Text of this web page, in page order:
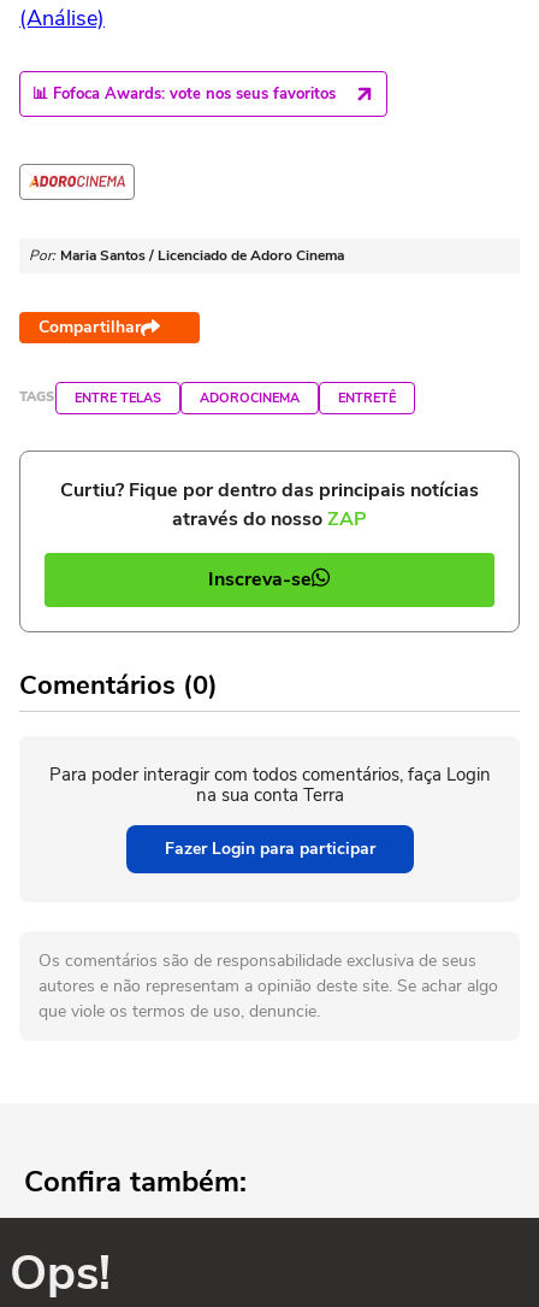
(Análise)
📊 Fofoca Awards: vote nos seus favoritos
Por: Maria Santos / Licenciado de Adoro Cinema
Compartilhar
TAGS ENTRE TELAS ADOROCINEMA ENTRETÊ
Curtiu? Fique por dentro das principais notícias
através do nossoZAP
Inscreva-se
Comentários (0)
Para poder interagir com todos comentários, faça Login
na sua conta Terra
Fazer Login para participar
Os comentários são de responsabilidade exclusiva de seus
autores e não representam a opinião deste site. Se achar algo
que viole os termos de uso, denuncie.
Confira também:
Ops!